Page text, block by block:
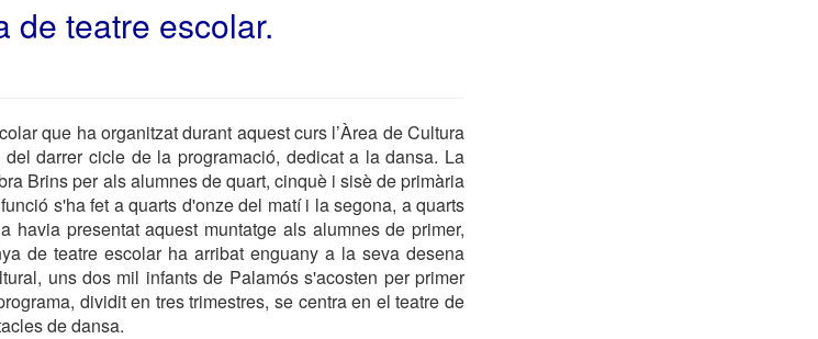
de teatre escolar.
que ha organitzat durant aquest curs l’Àrea de Cultura
darrer cicle de la programació, dedicat a la dansa. La
Brins per als alumnes de quart, cinquè i sisè de primària
s'ha fet a quarts d'onze del matí i la segona, a quarts
havia presentat aquest muntatge als alumnes de primer,
de teatre escolar ha arribat enguany a la seva desena
uns dos mil infants de Palamós s'acosten per primer
dividit en tres trimestres, se centra en el teatre de
de dansa.